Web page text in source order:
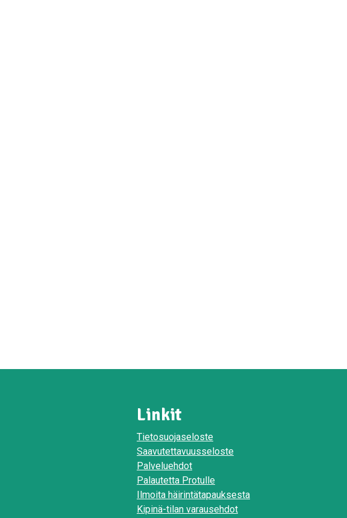
Linkit
Tietosuojaseloste
Saavutettavuusseloste
Palveluehdot
Palautetta Protulle
Ilmoita häirintätapauksesta
Kipinä-tilan varausehdot